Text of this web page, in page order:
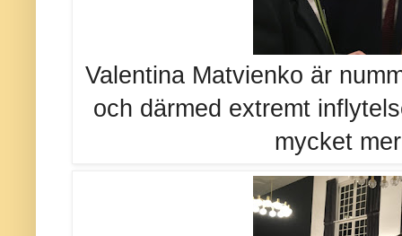
Valentina Matvienko är
och därmed extremt
mycket